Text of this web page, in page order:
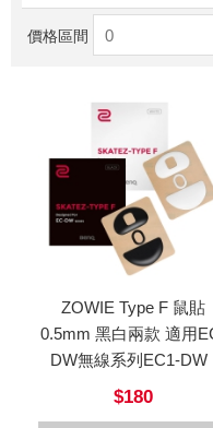
價格區間
ZOWIE Type F 鼠貼
0.5mm 黑白兩款 適用
DW無線系列EC1-DW
EC2-DW / EC3-DW
$180